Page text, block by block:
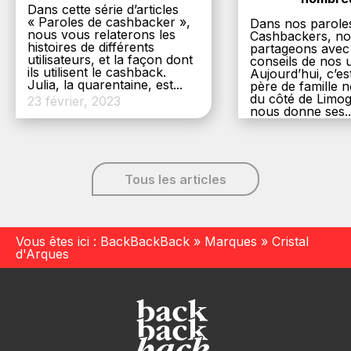
Dans cette série d’articles
« Paroles de cashbacker »,
nous vous relaterons les
histoires de différents
utilisateurs, et la façon dont
ils utilisent le cashback.
Julia, la quarentaine, est...
23 février, 2023
Dans nos
Cashbackers,
partageons
conseils de nos
Aujourd’hui,
père de famille
du côté de
nous donne
Tous les articles
Vous êtes ici : BackBackBack » Marques » Cristal
d'Arques